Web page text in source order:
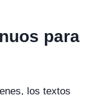
para
los textos